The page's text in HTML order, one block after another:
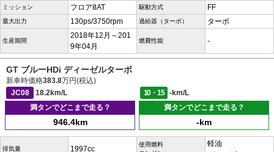
ミッション フロア8AT 駆動方式 FF
最大出力 130ps/3750rpm 過給器（ターボ） ターボ
生産期間
2018年12月～201
9年04月
燃費性能 -
GT ブルーHDi ディーゼルターボ
新車時価格383.8万円(税込)
JC08
18.2km/L 10・15
-km/L
満タンでどこまで走る？
946.4km
満タンでどこまで走る？
-km
排気量 1997cc
使用燃料
軽油